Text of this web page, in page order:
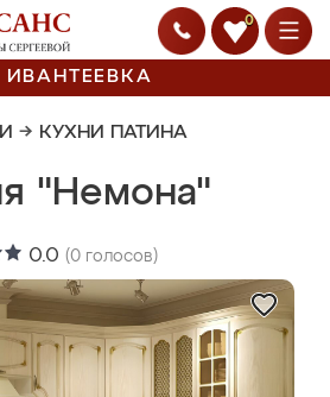
0
ИВАНТЕЕВКА
→ КУХНИ ПАТИНА
"Немона"
0.0 (0 голосов)